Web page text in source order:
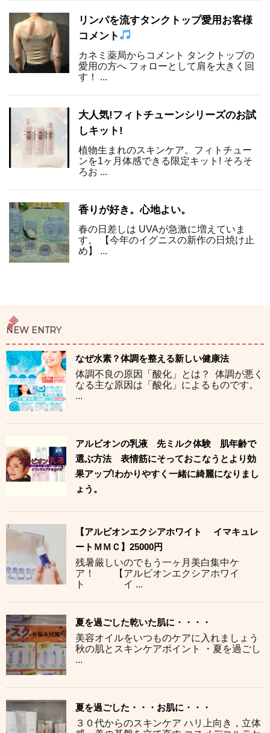
リンパを流すタンクトップ愛用お客様
コメント
カネミ薬局からコメント タンクトップの
愛用の方へ フォローとして肩を大きく回
す！ ...
大人気!フィトチューンシリーズのお試
しキット!
植物生まれのスキンケア。フィトチュー
ンを1ヶ月体感できる限定キット! そろそ
ろお ...
香りが好き。心地よい。
春の日差しは UVAが急激に増えていま
す。 【今年のイグニスの新作の日焼け止
め】 ...
NEW ENTRY
なぜ水素？体調を整える新しい健康法
体調不良の原因「酸化」とは？ 体調が悪く
なる主な原因は「酸化」によるものです。
...
アルビオンの乳液 先ミルク体験 肌年齢で
選ぶ方法 表情筋にそっておこなうとより効
果アップ!わかりやすく一緒に綺麗になりまし
ょう。
【アルビオンエクシアホワイト イマキュレ
ートＭＭＣ】25000円
残暑厳しいのでもう一ヶ月美白集中ケ
ア！ 【アルビオンエクシアホワイ
ト イ ...
夏を過ごした乾いた肌に・・・・
美容オイルをいつものケアに入れましょう
秋の肌とスキンケアポイント ・夏を過ごし
...
夏を過ごした・・・お肌に・・・
３０代からのスキンケア ハリ上向き，立体